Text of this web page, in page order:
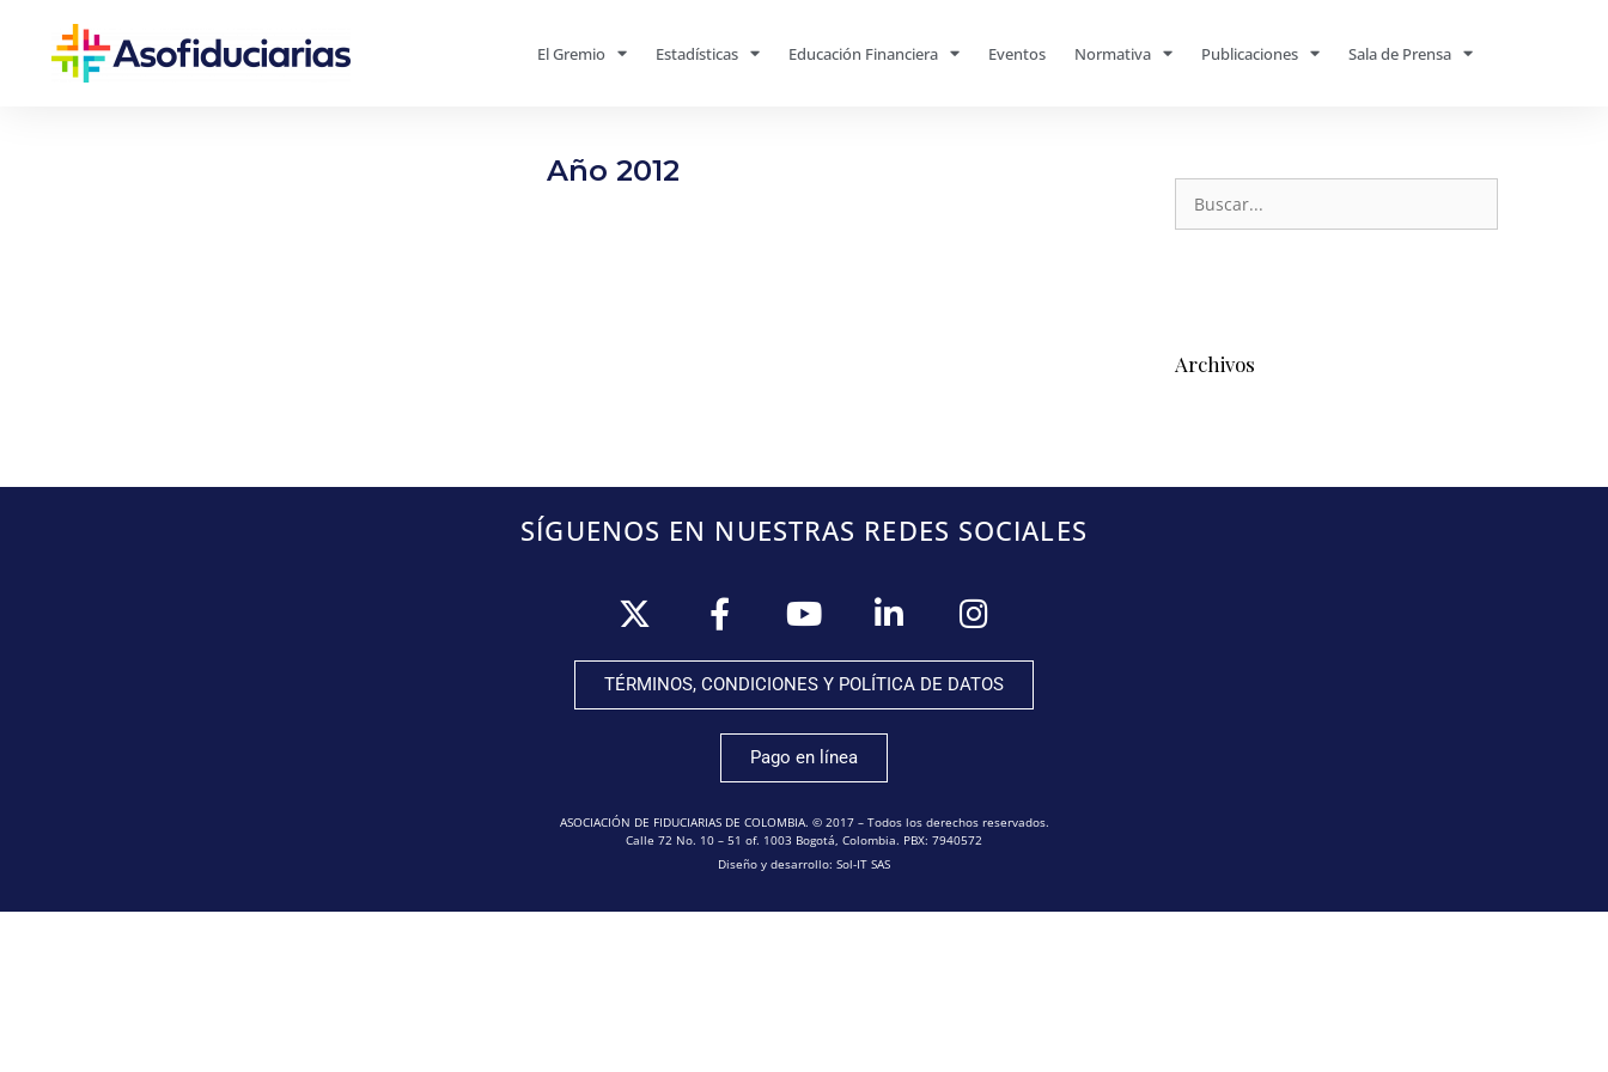
El Gremio Estadísticas Educación Financiera Eventos Normativa Publicaciones Sala de Prensa
Año 2012
Archivos
SÍGUENOS EN NUESTRAS REDES SOCIALES
TÉRMINOS, CONDICIONES Y POLÍTICA DE DATOS
Pago en línea
ASOCIACIÓN DE FIDUCIARIAS DE COLOMBIA. © 2017 – Todos los derechos reservados.
Calle 72 No. 10 – 51 of. 1003 Bogotá, Colombia. PBX: 7940572
Diseño y desarrollo: Sol-IT SAS